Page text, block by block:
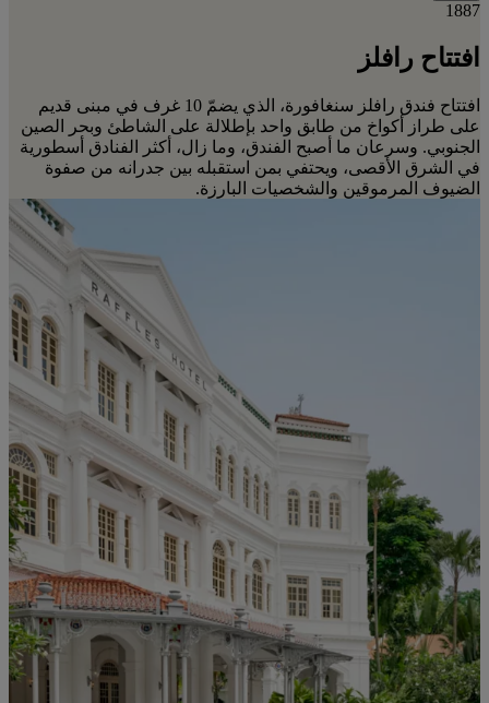
1887
افتتاح رافلز
افتتاح فندق رافلز سنغافورة، الذي يضمّ 10 غرف في مبنى قديم
على طراز أكواخ من طابق واحد بإطلالة على الشاطئ وبحر الصين
الجنوبي. وسرعان ما أصبح الفندق، وما زال، أكثر الفنادق أسطورية
في الشرق الأقصى، ويحتفي بمن استقبله بين جدرانه من صفوة
الضيوف المرموقين والشخصيات البارزة.